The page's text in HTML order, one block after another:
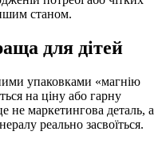
станом.
для дітей
упаковками «магнію
на ціну або гарну
не маркетингова деталь, а
реально засвоїться.